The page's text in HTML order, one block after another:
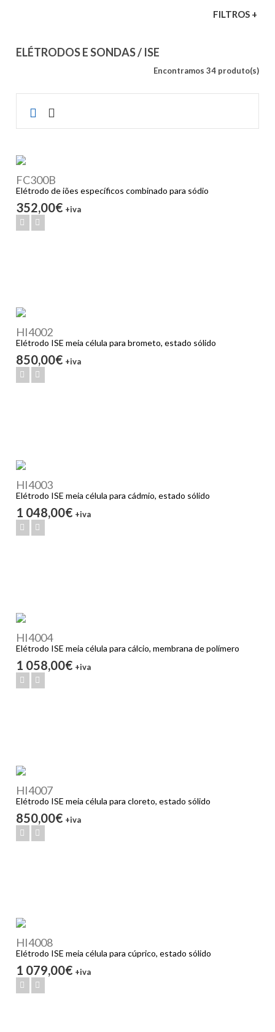
FILTROS +
ELÉTRODOS E SONDAS / ISE
Encontramos 34 produto(s)
FC300B
Elétrodo de iões específicos combinado para sódio
352,00€ +iva
HI4002
Elétrodo ISE meia célula para brometo, estado sólido
850,00€ +iva
HI4003
Elétrodo ISE meia célula para cádmio, estado sólido
1 048,00€ +iva
HI4004
Elétrodo ISE meia célula para cálcio, membrana de polímero
1 058,00€ +iva
HI4007
Elétrodo ISE meia célula para cloreto, estado sólido
850,00€ +iva
HI4008
Elétrodo ISE meia célula para cúprico, estado sólido
1 079,00€ +iva